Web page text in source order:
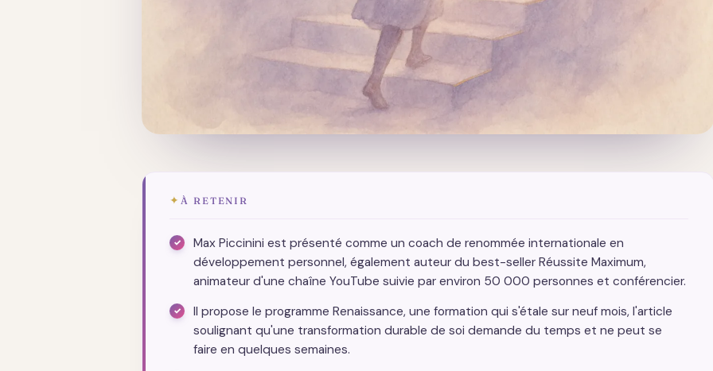
✦ À RETENIR
Max Piccinini est présenté comme un coach de renommée internationale en
développement personnel, également auteur du best-seller Réussite Maximum,
animateur d'une chaîne YouTube suivie par environ 50 000 personnes et conférencier.
Il propose le programme Renaissance, une formation qui s'étale sur neuf mois, l'article
soulignant qu'une transformation durable de soi demande du temps et ne peut se
faire en quelques semaines.